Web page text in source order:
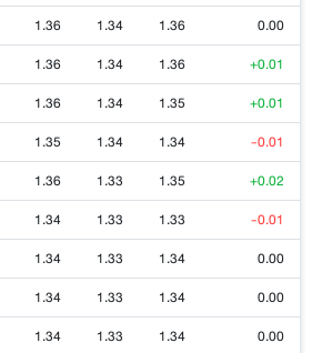
1.36 1.34 1.36
0.00
1.36 1.34 1.36
+0.01
1.36 1.34 1.35
+0.01
1.35 1.34 1.34
-0.01
1.36 1.33 1.35
+0.02
1.34 1.33 1.33
-0.01
1.34 1.33 1.34
0.00
1.34 1.33 1.34
0.00
1.34 1.33 1.34
0.00